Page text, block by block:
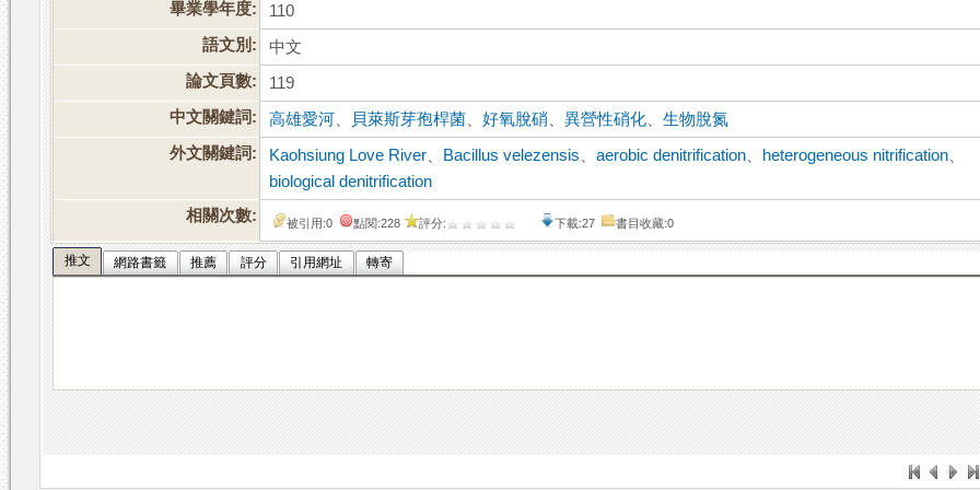
畢業學年度:
110
語文別:
中文
論文頁數:
119
中文關鍵詞:
高雄愛河 貝萊斯芽孢桿菌 、好氧脫硝 、異營性硝化 、生物脫氮
外文關鍵詞:
Kaohsiung Love River Bacillus velezensis 、aerobic denitrification heterogeneous nitrification
biological denitrification
相關次數:
被引用:0 點閱:228 評分: 下載:27 書目收藏:0
推文 網路書籤 推薦 評分 引用網址 轉寄